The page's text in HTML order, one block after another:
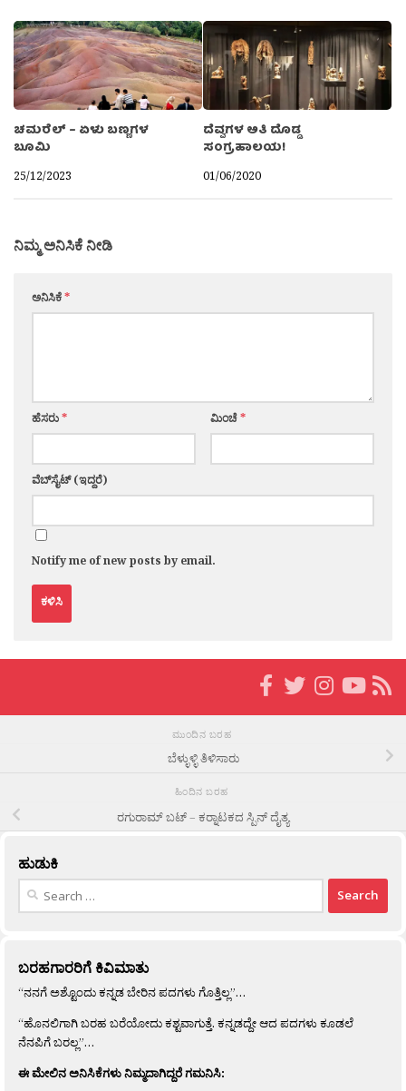
ಚಮರೆಲ್ – ಏಳು ಬಣ್ಣಗಳ
ಬೂಮಿ
25/12/2023
ದೆವ್ವಗಳ ಅತಿ ದೊಡ್ಡ
ಸಂಗ್ರಹಾಲಯ!
01/06/2020
ನಿಮ್ಮ ಅನಿಸಿಕೆ ನೀಡಿ
ಅನಿಸಿಕೆ*
ಹೆಸರು* ಮಿಂಚೆ*
ವೆಬ್‌ಸೈಟ್ (ಇದ್ದರೆ)
Notify me of new posts by email.
ಮುಂದಿನ ಬರಹ
ಬೆಳ್ಳುಳ್ಳಿ ತಿಳಿಸಾರು
ಹಿಂದಿನ ಬರಹ
ರಗುರಾಮ್ ಬಟ್ – ಕರ‍್ನಾಟಕದ ಸ್ಪಿನ್ ದೈತ್ಯ
ಹುಡುಕಿ
Search
ಬರಹಗಾರರಿಗೆ ಕಿವಿಮಾತು
“ನನಗೆ ಅಶ್ಟೊಂದು ಕನ್ನಡ ಬೇರಿನ ಪದಗಳು ಗೊತ್ತಿಲ್ಲ”…
“ಹೊನಲಿಗಾಗಿ ಬರಹ ಬರೆಯೋದು ಕಶ್ಟವಾಗುತ್ತೆ. ಕನ್ನಡದ್ದೇ ಆದ ಪದಗಳು ಕೂಡಲೆ
ನೆನಪಿಗೆ ಬರಲ್ಲ”…
ಈ ಮೇಲಿನ ಅನಿಸಿಕೆಗಳು ನಿಮ್ಮದಾಗಿದ್ದರೆ ಗಮನಿಸಿ: